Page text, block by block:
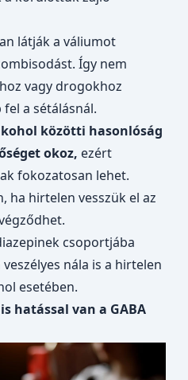
látják a váliumot
Így nem
vagy drogokhoz
a sétálásnál.
közötti hasonlóság
okoz, ezért
fokozatosan lehet.
ha hirtelen vesszük el az
csoportjába
nála is a hirtelen
esetében.
hatással van a GABA